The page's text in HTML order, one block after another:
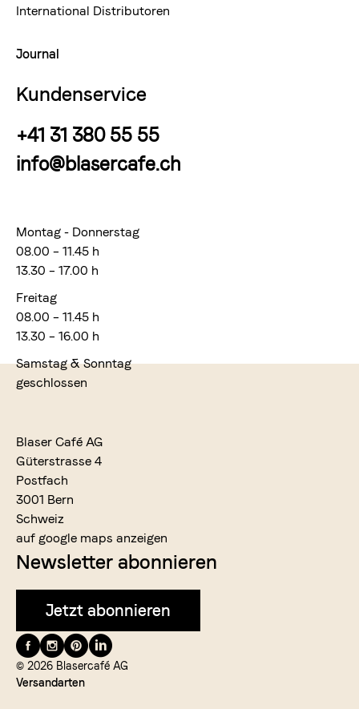
International Distributoren
Journal
Kundenservice
+41 31 380 55 55
info@blasercafe.ch
Montag - Donnerstag
08.00 – 11.45 h
13.30 – 17.00 h
Freitag
08.00 – 11.45 h
13.30 – 16.00 h
Samstag & Sonntag
geschlossen
Blaser Café AG
Güterstrasse 4
Postfach
3001 Bern
Schweiz
auf google maps anzeigen
Newsletter abonnieren
Jetzt abonnieren
Folge
uns
auf
© 2026 Blasercafé AG
Versandarten